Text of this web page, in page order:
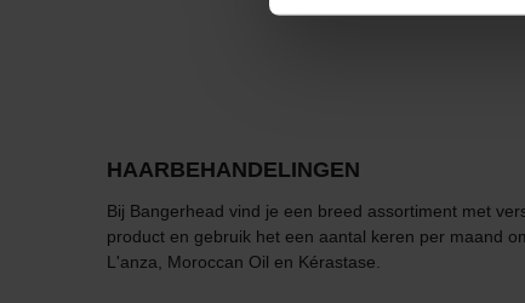
HAARBEHANDELINGEN
Bij Bangerhead vind je een breed assortiment met
product en gebruik het een aantal keren per maand
L'anza, Moroccan Oil en Kérastase.